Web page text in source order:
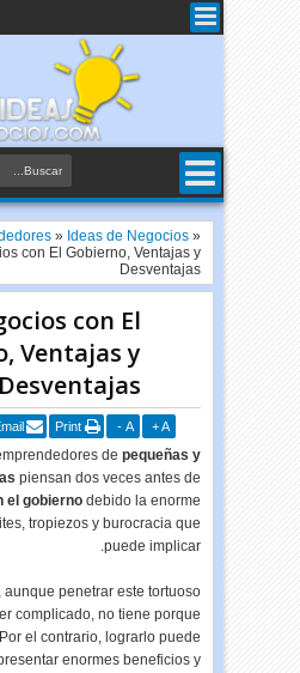
» Ideas de Negocios»
con El Gobierno, Ventajas y
Desventajas
con El
Ventajas y
Desventajas
A
+
A
-
Print
de pequeñas y
piensan dos veces antes de
el gobiernodebido la enorme
tropiezos y burocracia que
puede implicar.
aunque penetrar este tortuoso
complicado, no tiene porque
el contrario, lograrlo puede
enormes beneficios y